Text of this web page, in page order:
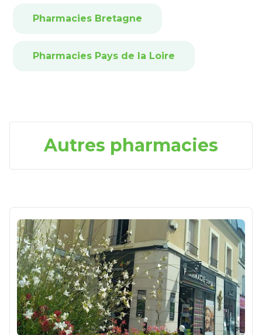
Pharmacies Bretagne
Pharmacies Pays de la Loire
Autres pharmacies